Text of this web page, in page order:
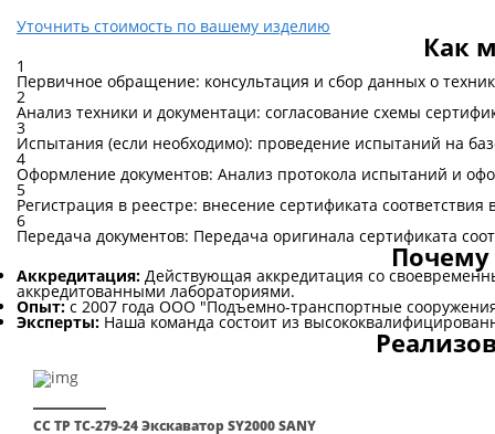
Уточнить стоимость по вашему изделию
Как
1
Первичное обращение: консультация и сбор данных о
2
Анализ техники и документаци: согласование схемы
3
Испытания (если необходимо): проведение испытаний на
4
Оформление документов: Анализ протокола испытаний и
5
Регистрация в реестре: внесение сертификата
6
Передача документов: Передача оригинала сертификата
Аккредитация: Действующая аккредитация со
аккредитованными лабораториями.
Опыт:с 2007 года ООО "Подъемно-транспортные
Эксперты: Наша команда состоит из
СС ТР ТС-279-24 Экскаватор SY2000 SANY